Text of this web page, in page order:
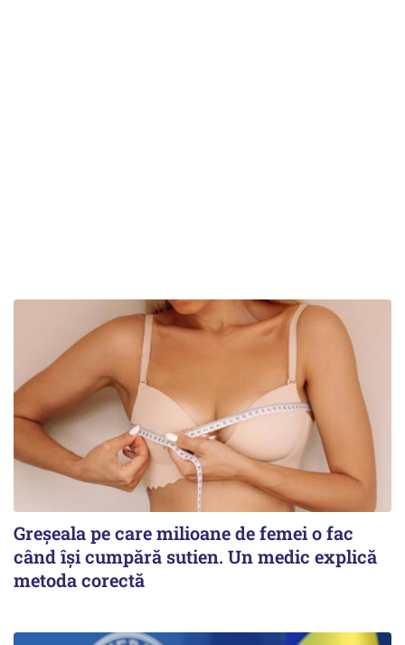
Greșeala pe care milioane de femei o fac
când își cumpără sutien. Un medic explică
metoda corectă